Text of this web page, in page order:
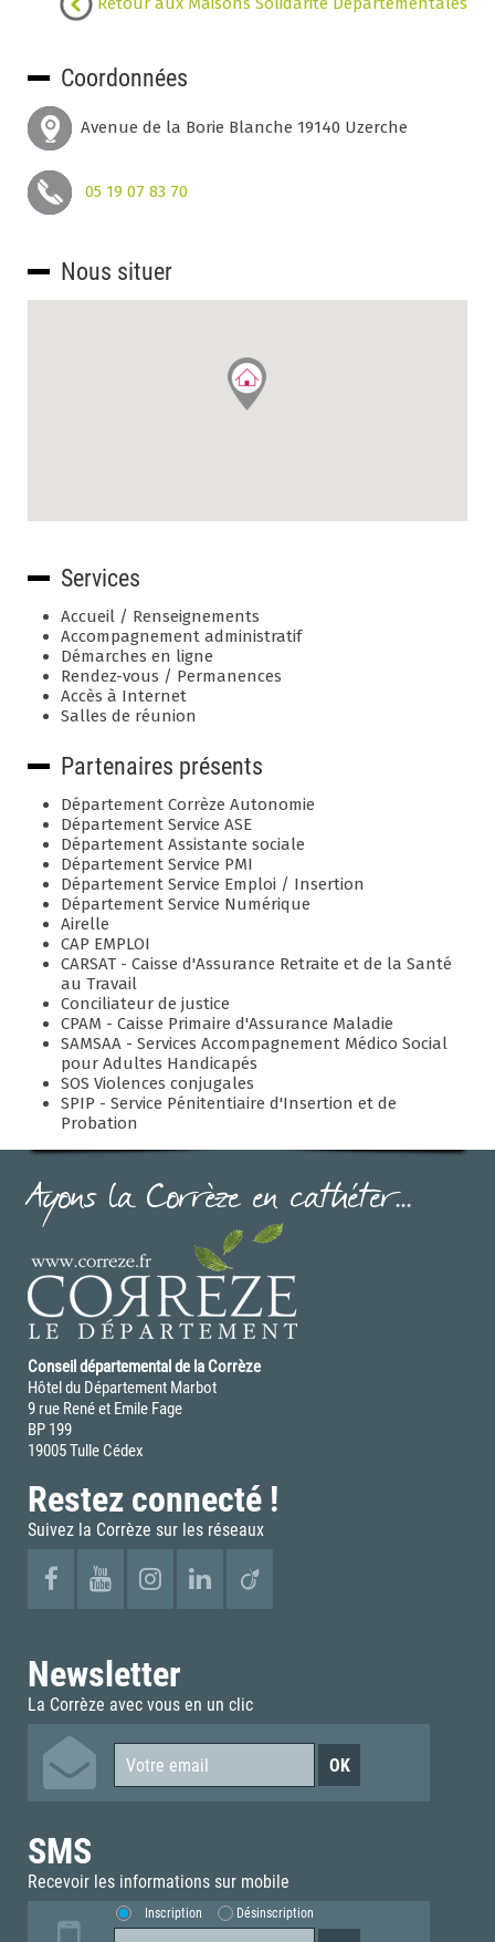
Coordonnées
Avenue de la Borie Blanche 19140 Uzerche
05 19 07 83 70
Nous situer
Services
Accueil / Renseignements
Accompagnement administratif
Démarches en ligne
Rendez-vous / Permanences
Accès à Internet
Salles de réunion
Partenaires présents
Département Corrèze Autonomie
Département Service ASE
Département Assistante sociale
Département Service PMI
Département Service Emploi / Insertion
Département Service Numérique
Airelle
CAP EMPLOI
CARSAT - Caisse d'Assurance Retraite et de la Santé
au Travail
Conciliateur de justice
CPAM - Caisse Primaire d'Assurance Maladie
SAMSAA - Services Accompagnement Médico Social
pour Adultes Handicapés
SOS Violences conjugales
SPIP - Service Pénitentiaire d'Insertion et de
Probation
Ayons la Corrèze en cathéter...
Conseil départemental de la Corrèze
Hôtel du Département Marbot
9 rue René et Emile Fage
BP 199
19005 Tulle Cédex
Restez connecté !
Suivez la Corrèze sur les réseaux
Newsletter
La Corrèze avec vous en un clic
SMS
Recevoir les informations sur mobile
Inscription Désinscription